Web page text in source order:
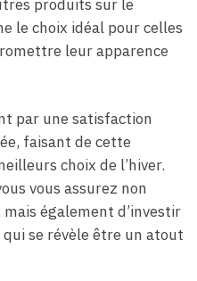
produits sur le
le choix idéal pour celles
leur apparence
par une satisfaction
faisant de cette
choix de l’hiver.
vous assurez non
également d’investir
se révèle être un atout